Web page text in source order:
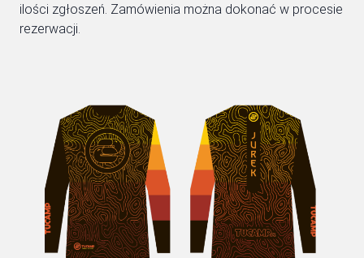
ilości zgłoszeń. Zamówienia można dokonać w procesie
rezerwacji.